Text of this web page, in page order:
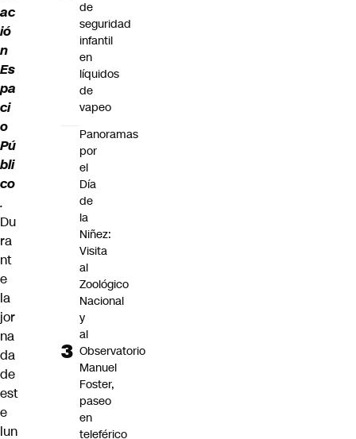
ac
ió
n
Es
pa
ci
o
Pú
bli
co
.
Du
ra
nt
e
la
jor
na
da
de
est
e
lun
de
seguridad
infantil
en
líquidos
de
vapeo
Panoramas
por
el
Día
de
la
Niñez:
Visita
al
Zoológico
Nacional
y
al
Observatorio
Manuel
Foster,
paseo
en
teleférico